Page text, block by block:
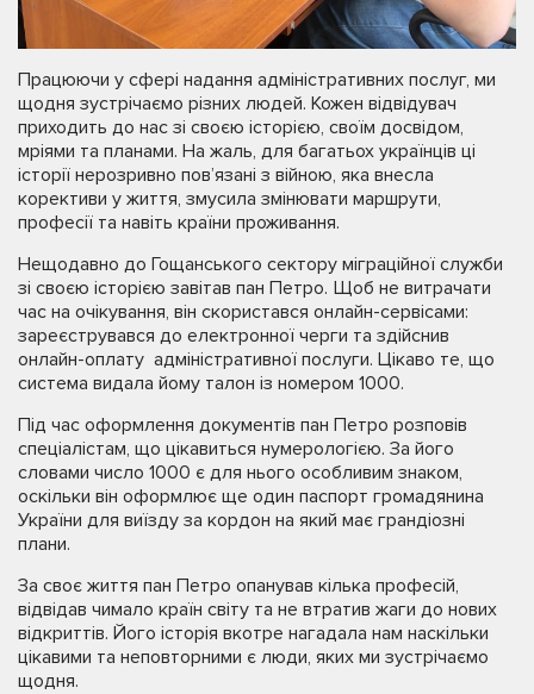
Працюючи у сфері надання адміністративних послуг, ми
щодня зустрічаємо різних людей. Кожен відвідувач
приходить до нас зі своєю історією, своїм досвідом,
мріями та планами. На жаль, для багатьох українців ці
історії нерозривно пов’язані з війною, яка внесла
корективи у життя, змусила змінювати маршрути,
професії та навіть країни проживання.
Нещодавно до Гощанського сектору міграційної служби
зі своєю історією завітав пан Петро. Щоб не витрачати
час на очікування, він скористався онлайн-сервісами:
зареєструвався до електронної черги та здійснив
онлайн-оплату адміністративної послуги. Цікаво те, що
система видала йому талон із номером 1000.
Під час оформлення документів пан Петро розповів
спеціалістам, що цікавиться нумерологією. За його
словами число 1000 є для нього особливим знаком,
оскільки він оформлює ще один паспорт громадянина
України для виїзду за кордон на який має грандіозні
плани.
За своє життя пан Петро опанував кілька професій,
відвідав чимало країн світу та не втратив жаги до нових
відкриттів. Його історія вкотре нагадала нам наскільки
цікавими та неповторними є люди, яких ми зустрічаємо
щодня.